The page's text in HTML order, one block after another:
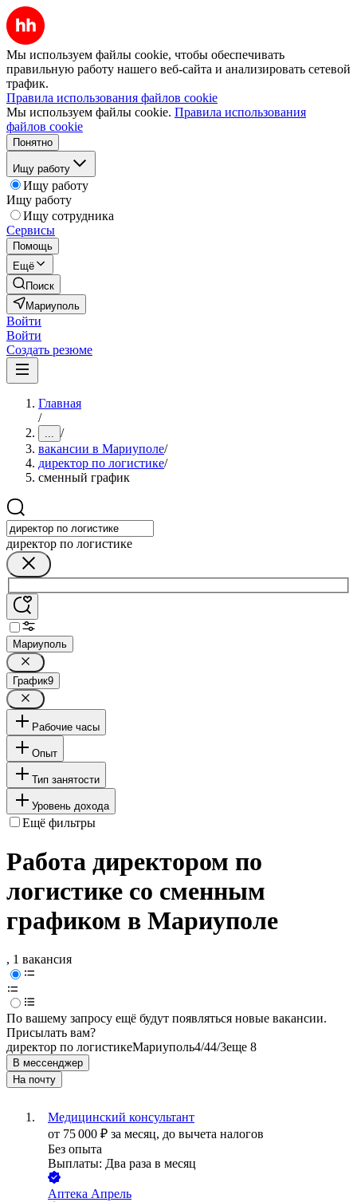
Мы используем файлы cookie, чтобы обеспечивать
правильную работу нашего веб-сайта и анализировать сетевой
трафик.
Правила использования файлов cookie
Мы используем файлы cookie. Правила использования
файлов cookie
Понятно
Ищу работу
Ищу работу
Ищу работу
Ищу сотрудника
Сервисы
Помощь
Ещё
Поиск
Мариуполь
Войти
Войти
Создать резюме
Главная
/
... /
вакансии в Мариуполе/
директор по логистике/
сменный график
директор по логистике
Мариуполь
График9
Рабочие часы
Опыт
Тип занятости
Уровень дохода
Ещё фильтры
Работа директором по
логистике со сменным
графиком в Мариуполе
, 1 вакансия
По вашему запросу ещё будут появляться новые вакансии.
Присылать вам?
директор по логистикеМариуполь4/44/3еще 8
В мессенджер
На почту
Медицинский консультант
от 75 000 ₽ за месяц, до вычета налогов
Без опыта
Выплаты: Два раза в месяц
Аптека Апрель